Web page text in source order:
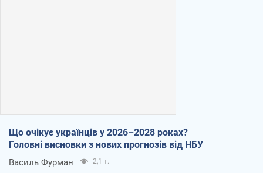
Що очікує українців у 2026–2028 роках?
Головні висновки з нових прогнозів від НБУ
Василь Фурман 2,1 т.